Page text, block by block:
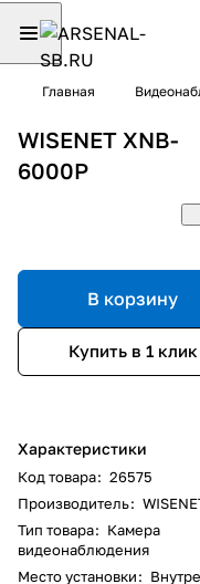
Главная
WISENET XNB-
6000P
В корзину
Купить в 1 клик
Характеристики
Код товара: 26575
Производитель:
Тип товара: Камера
видеонаблюдения
Место установки: